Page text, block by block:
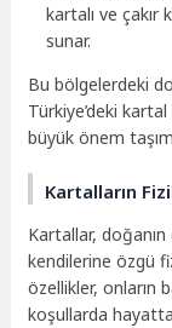
kartalı ve çakır
sunar.
Bu bölgelerdeki
Türkiye’deki
büyük önem
Kartalların
Kartallar, doğanın
kendilerine özgü
özellikler, onların
koşullarda